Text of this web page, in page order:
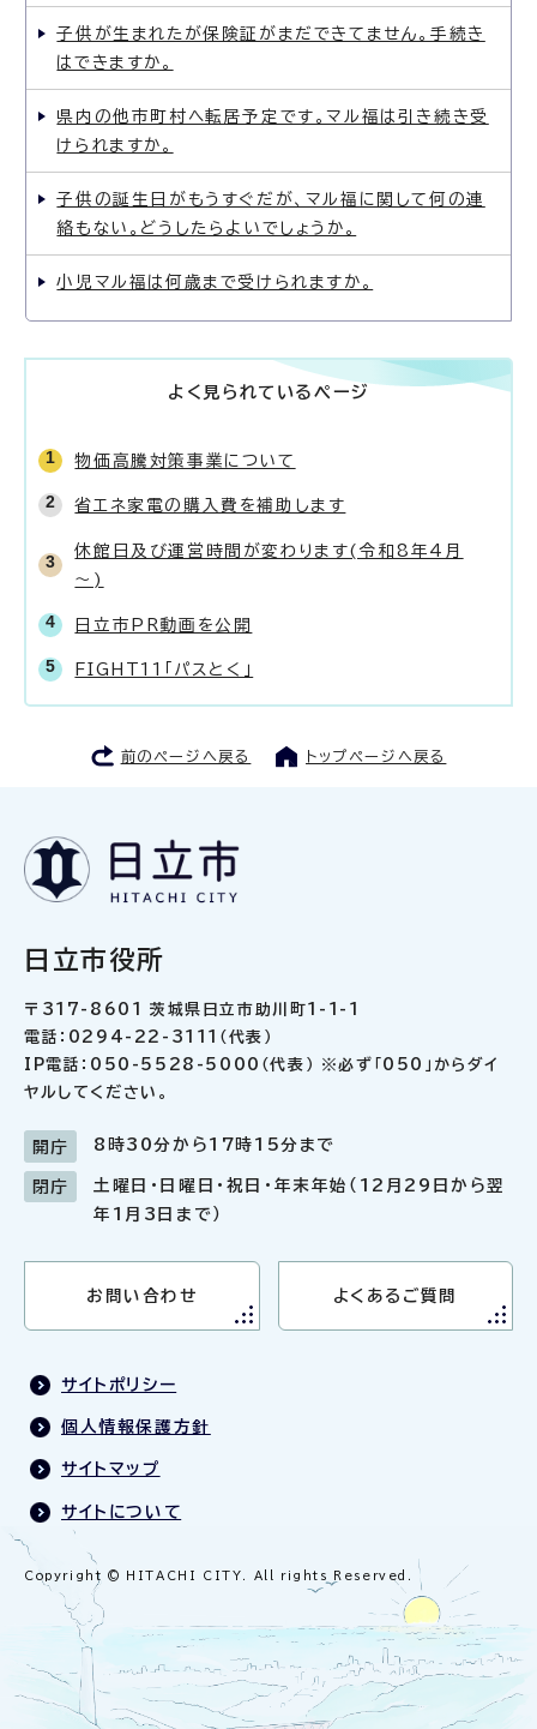
子供が生まれたが保険証がまだできてません。手続き
はできますか。
県内の他市町村へ転居予定です。マル福は引き続き受
けられますか。
子供の誕生日がもうすぐだが、マル福に関して何の連
絡もない。どうしたらよいでしょうか。
小児マル福は何歳まで受けられますか。
よく見られているページ
物価高騰対策事業について
省エネ家電の購入費を補助します
休館日及び運営時間が変わります(令和8年4月
～)
日立市PR動画を公開
FIGHT11「パスとく」
前のページへ戻る トップページへ戻る
日立市役所
〒317-8601 茨城県日立市助川町1-1-1
電話：0294-22-3111（代表）
IP電話：050-5528-5000（代表） ※必ず「050」からダイ
ヤルしてください。
開庁 8時30分から17時15分まで
閉庁
土曜日・日曜日・祝日・年末年始（12月29日から翌
年1月3日まで）
お問い合わせ よくあるご質問
サイトポリシー
個人情報保護方針
サイトマップ
サイトについて
Copyright © HITACHI CITY. All rights Reserved.